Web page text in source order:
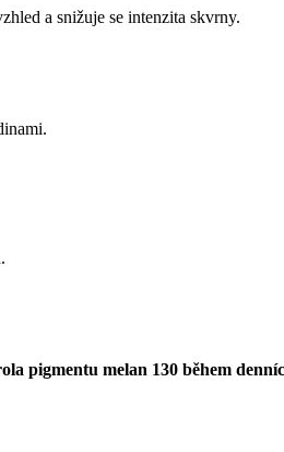
a snižuje se intenzita skvrny.
pigmentu melan 130 během